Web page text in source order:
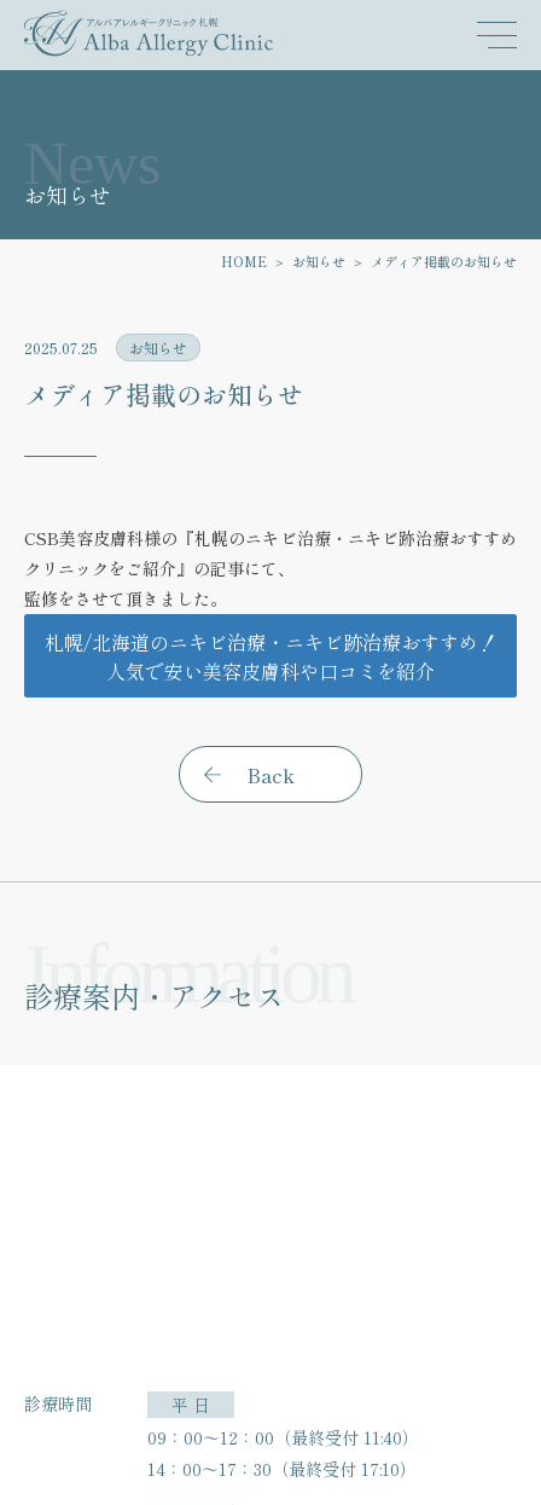
News
お知らせ
HOME お知らせ メディア掲載のお知らせ
2025.07.25 お知らせ
メディア掲載のお知らせ
CSB美容皮膚科様の『札幌のニキビ治療・ニキビ跡治療おすすめ
クリニックをご紹介』の記事にて、
監修をさせて頂きました。
札幌/北海道のニキビ治療・ニキビ跡治療おすすめ！
人気で安い美容皮膚科や口コミを紹介
Back
診療案内・アクセス
診療時間
平 日
09：00〜12：00（最終受付 11:40）
14：00〜17：30（最終受付 17:10）